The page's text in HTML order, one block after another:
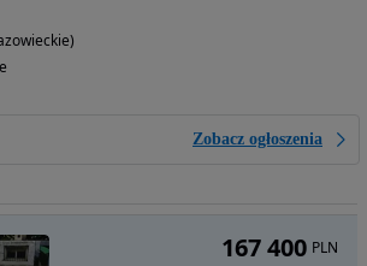
Zobacz ogłoszenia
167 400 PLN